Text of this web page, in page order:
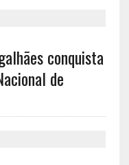
conquista
de